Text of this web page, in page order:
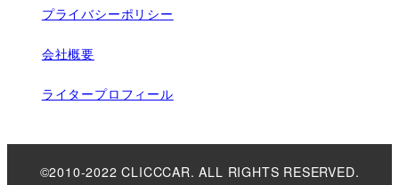
プライバシーポリシー
会社概要
ライタープロフィール
©2010-2022 CLICCCAR. ALL RIGHTS RESERVED.